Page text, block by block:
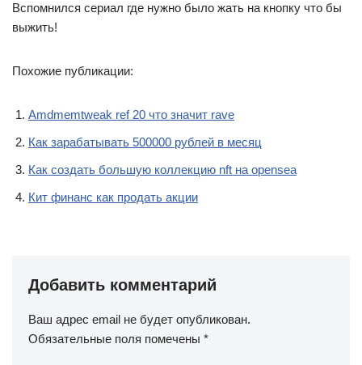
Вспомнился сериал где нужно было жать на кнопку что бы
выжить!
Похожие публикации:
Amdmemtweak ref 20 что значит rave
Как зарабатывать 500000 рублей в месяц
Как создать большую коллекцию nft на opensea
Кит финанс как продать акции
Добавить комментарий
Ваш адрес email не будет опубликован.
Обязательные поля помечены *